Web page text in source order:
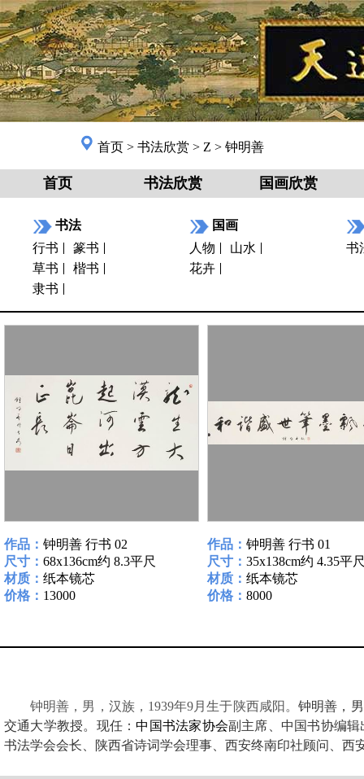
首页 > 书法欣赏 > Z > 钟明善
首页 书法欣赏 国画欣赏
书法
行书
篆书
草书
楷书
隶书
国画
人物
山水
花卉
书
作品： 钟明善 行书 02
尺寸： 68x136cm约 8.3平尺
材质： 纸本镜芯
价格： 13000
作品： 钟明善 行书 01
尺寸： 35x138cm约 4.35平
材质： 纸本镜芯
价格： 8000
钟明善，男，汉族，1939年9月生于陕西咸阳。钟明善，
交通大学教授。现任：中国书法家协会副主席、中国书协编
书法学会会长、陕西省诗词学会理事、西安终南印社顾问、西